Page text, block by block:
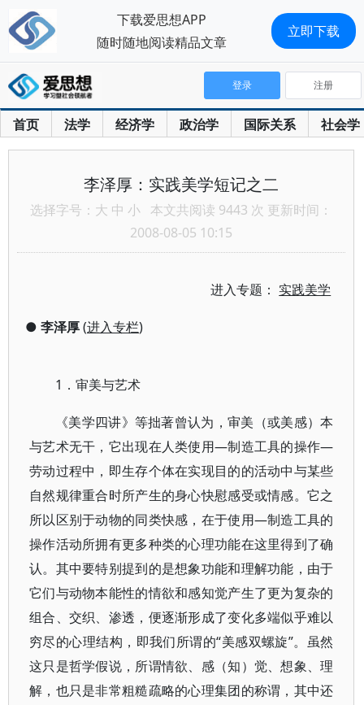
首页 法学 经济学 政治学 国际关系 社会学
登录 注册
李泽厚：实践美学短记之二
选择字号： 大 中 小 本文共阅读 9443 次 更新时间：
2008-08-05 10:15
进入专题： 实践美学
● 李泽厚(进入专栏)
1．审美与艺术
《美学四讲》等拙著曾认为，审美（或美感）本
与艺术无干，它出现在人类使用—制造工具的操作—
劳动过程中，即生存个体在实现目的的活动中与某些
自然规律重合时所产生的身心快慰感受或情感。它之
所以区别于动物的同类快感，在于使用—制造工具的
操作活动所拥有更多种类的心理功能在这里得到了确
认。其中要特别提到的是想象功能和理解功能，由于
它们与动物本能性的情欲和感知觉产生了更为复杂的
组合、交织、渗透，便逐渐形成了变化多端似乎难以
穷尽的心理结构，即我们所谓的“美感双螺旋”。虽然
这只是哲学假说，所谓情欲、感（知）觉、想象、理
解，也只是非常粗糙疏略的心理集团的称谓，其中还
下载爱思想APP
随时随地阅读精品文章
立即下载